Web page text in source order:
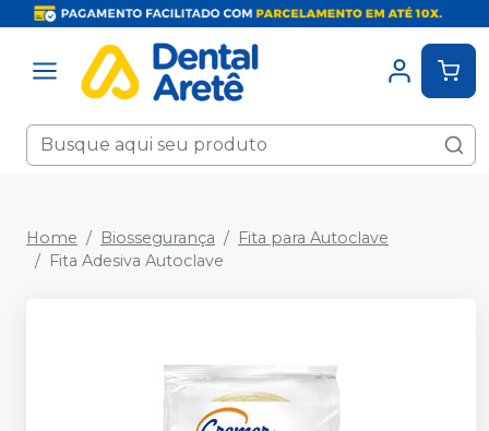
Home Biossegurança
Fita para Autoclave
Fita Adesiva Autoclave